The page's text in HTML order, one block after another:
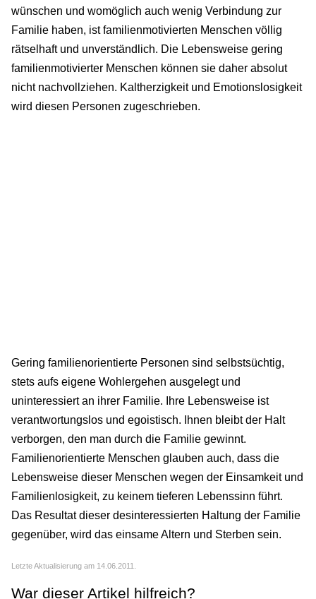
wünschen und womöglich auch wenig Verbindung zur
Familie haben, ist familienmotivierten Menschen völlig
rätselhaft und unverständlich. Die Lebensweise gering
familienmotivierter Menschen können sie daher absolut
nicht nachvollziehen. Kaltherzigkeit und Emotionslosigkeit
wird diesen Personen zugeschrieben.
Gering familienorientierte Personen sind selbstsüchtig,
stets aufs eigene Wohlergehen ausgelegt und
uninteressiert an ihrer Familie. Ihre Lebensweise ist
verantwortungslos und egoistisch. Ihnen bleibt der Halt
verborgen, den man durch die Familie gewinnt.
Familienorientierte Menschen glauben auch, dass die
Lebensweise dieser Menschen wegen der Einsamkeit und
Familienlosigkeit, zu keinem tieferen Lebenssinn führt.
Das Resultat dieser desinteressierten Haltung der Familie
gegenüber, wird das einsame Altern und Sterben sein.
Letzte Aktualisierung am 14.06.2011.
War dieser Artikel hilfreich?